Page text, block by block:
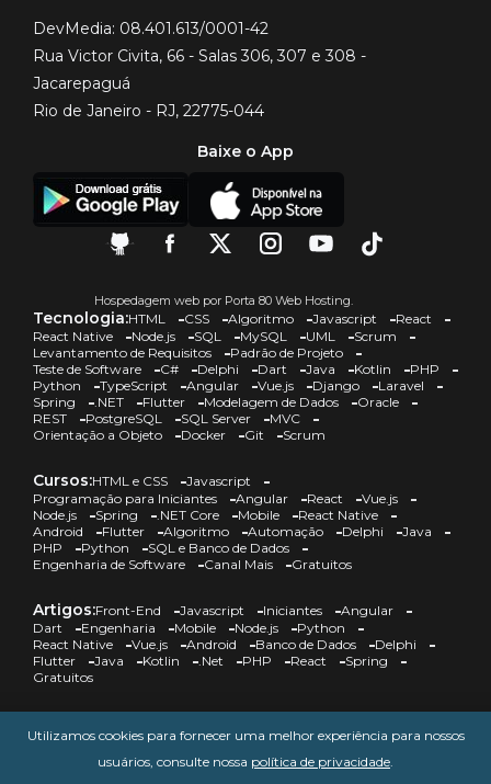
DevMedia: 08.401.613/0001-42
Rua Victor Civita, 66 - Salas 306, 307 e 308 -
Jacarepaguá
Rio de Janeiro - RJ, 22775-044
Baixe o App
Hospedagem web por Porta 80 Web Hosting.
Tecnologia:HTML CSS Algoritmo Javascript
React
React Native
Node.js SQL MySQL UML
Scrum
Levantamento de Requisitos
Padrão de Projeto
Teste de Software
C# Delphi Dart Java Kotlin
PHP
Python
TypeScript Angular Vue.js Django
Laravel
Spring
.NET Flutter Modelagem de Dados
Oracle
REST
PostgreSQL SQL Server
MVC
Orientação a Objeto
Docker Git Scrum
Cursos:HTML e CSS
Javascript
Programação para Iniciantes
Angular React
Vue.js
Node.js
Spring .NET Core Mobile
React Native
Android
Flutter Algoritmo Automação Delphi
Java
PHP
Python
SQL e Banco de Dados
Engenharia de Software
Canal Mais Gratuitos
Artigos:Front-End Javascript Iniciantes
Angular
Dart
Engenharia Mobile Node.js
Python
React Native
Vue.js Android Banco de Dados
Delphi
Flutter
Java Kotlin .Net PHP React
Spring
Gratuitos
Mobile
Node.js Python React Native
Android
Banco de Dados
Delphi Flutter Java
Automação
React Gratuitos Canal Mais
Utilizamos cookies para fornecer uma melhor experiência para nossos
usuários, consulte nossa política de privacidade.